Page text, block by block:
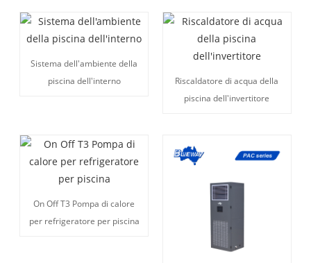
Sistema dell'ambiente della
piscina dell'interno
Riscaldatore di acqua della
piscina dell'invertitore
On Off T3 Pompa di calore
per refrigeratore per piscina